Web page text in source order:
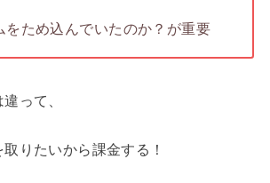
をため込んでいたのか？が重要
って、
りたいから課金する！